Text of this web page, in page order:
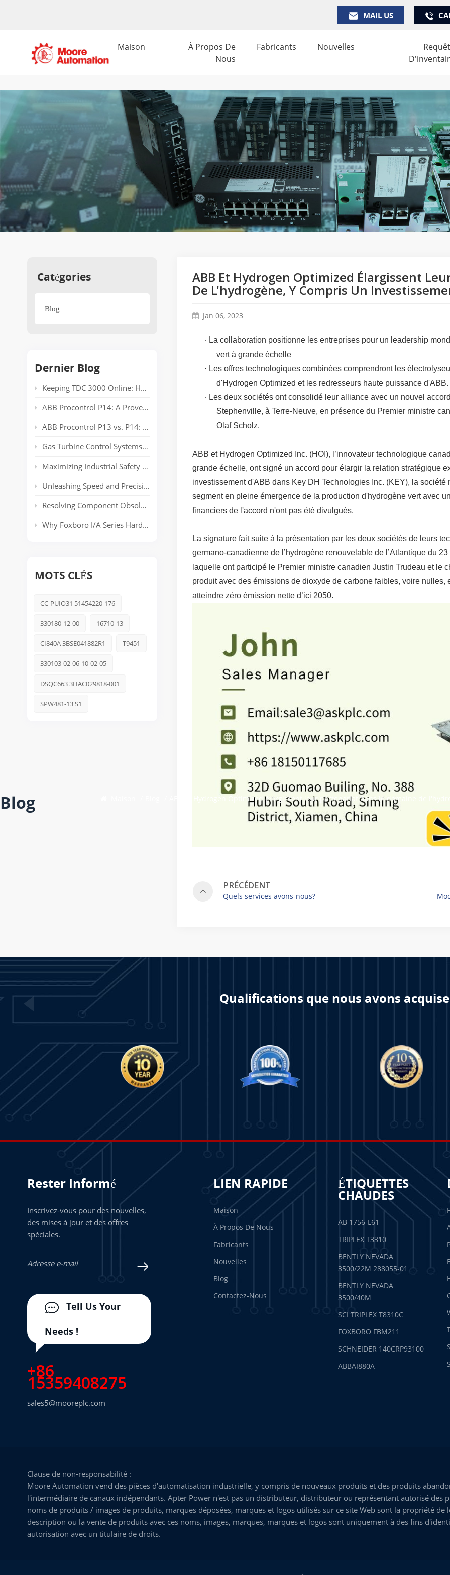
MAIL US
Maison
À Propos De
Nous
Fabricants Nouvelles
Blog ABB et Hydrogen Optimized élargissent leur partenariat dans le domaine de
Catégories
Blog
Dernier Blog
Keeping TDC 3000 Online: Honeywell EPLCG Gateway Compatibility, Specifications and Spare Parts
ABB Procontrol P14: A Proven Power Plant Automation System Supporting Reliable Generation for Decades
ABB Procontrol P13 vs. P14: Technical Comparison and Spare Parts Guide
Gas Turbine Control Systems: Common Automation Platforms and Spare Parts Used in Power Generation
Maximizing Industrial Safety and Connectivity with the HIMA HIMatrix Series
Unleashing Speed and Precision: The Power of ABB’s AC 800PEC Control System
Resolving Component Obsolescence in ICS Triplex Trusted® T8000 Series Safety Systems
Why Foxboro I/A Series Hardware Still Dominates Long-Life Process Plants
MOTS CLÉS
CC-PUIO31 51454220-176
330180-12-00 16710-13
CI840A 3BSE041882R1 T9451
330103-02-06-10-02-05
DSQC663 3HAC029818-001
SPW481-13 S1
ABB Et Hydrogen Optimized Élargissent
De L'hydrogène, Y Compris Un
Jan 06, 2023
· La collaboration positionne les entreprises pour un leadership
vert à grande échelle
· Les offres technologiques combinées comprendront les
d'Hydrogen Optimized et les redresseurs haute puissance d'ABB.
· Les deux sociétés ont consolidé leur alliance avec un nouvel
Stephenville, à Terre-Neuve, en présence du Premier ministre
Olaf Scholz.
ABB et Hydrogen Optimized Inc. (HOI), l’innovateur technologique
grande échelle, ont signé un accord pour élargir la relation stratégique
investissement d'ABB dans Key DH Technologies Inc. (KEY), la
segment en pleine émergence de la production d'hydrogène vert avec
financiers de l'accord n'ont pas été divulgués.
La signature fait suite à la présentation par les deux sociétés de leurs
germano-canadienne de l’hydrogène renouvelable de l’Atlantique du
laquelle ont participé le Premier ministre canadien Justin Trudeau et le
produit avec des émissions de dioxyde de carbone faibles, voire
atteindre zéro émission nette d’ici 2050.
PRÉCÉDENT
Quels services avons-nous?
Qualifications que nous avons
Rester Informé
Inscrivez-vous pour des nouvelles,
des mises à jour et des offres
spéciales.
Tell Us Your
Needs !
+86
15359408275
sales5@mooreplc.com
LIEN RAPIDE
Maison
À Propos De Nous
Fabricants
Nouvelles
Blog
Contactez-Nous
ÉTIQUETTES
CHAUDES
AB 1756-L61
TRIPLEX T3310
BENTLY NEVADA
3500/22M 288055-01
BENTLY NEVADA
3500/40M
SCI TRIPLEX T8310C
FOXBORO FBM211
SCHNEIDER 140CRP93100
ABBAI880A
Clause de non-responsabilité :
Moore Automation vend des pièces d'automatisation industrielle, y compris de nouveaux produits et des produits
l'intermédiaire de canaux indépendants. Apter Power n'est pas un distributeur, distributeur ou représentant autorisé des
noms de produits / images de produits, marques déposées, marques et logos utilisés sur ce site Web sont la propriété
description ou la vente de produits avec ces noms, images, marques, marques et logos sont uniquement à des fins
autorisation avec un titulaire de droits.